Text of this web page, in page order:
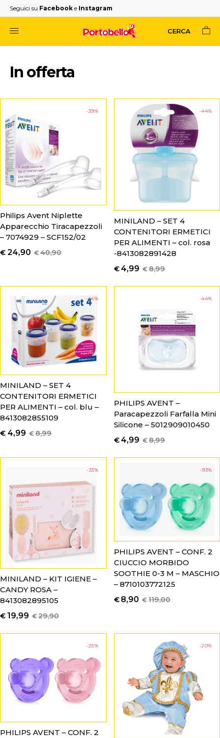
Seguici su Facebook e Instagram
CERCA
In offerta
-39%
Philips Avent Niplette
Apparecchio Tiracapezzoli
– 7074929 – SCF152/02
€40,90
€ 24,90
-44%
MINILAND – SET 4
CONTENITORI ERMETICI
PER ALIMENTI – col. rosa
-8413082891428
€ 8,99
€ 4,99
-44%
MINILAND – SET 4
CONTENITORI ERMETICI
PER ALIMENTI – col. blu –
8413082855109
€8,99
€ 4,99
-44%
PHILIPS AVENT –
Paracapezzoli Farfalla Mini
Silicone – 5012909010450
€ 8,99
€ 4,99
-33%
MINILAND – KIT IGIENE –
CANDY ROSA –
8413082895105
€29,90
€ 19,99
-93%
PHILIPS AVENT – CONF. 2
CIUCCIO MORBIDO
SOOTHIE 0-3 M – MASCHIO
– 8710103772125
€ 119,00
€ 8,90
-25%
PHILIPS AVENT – CONF. 2
-20%